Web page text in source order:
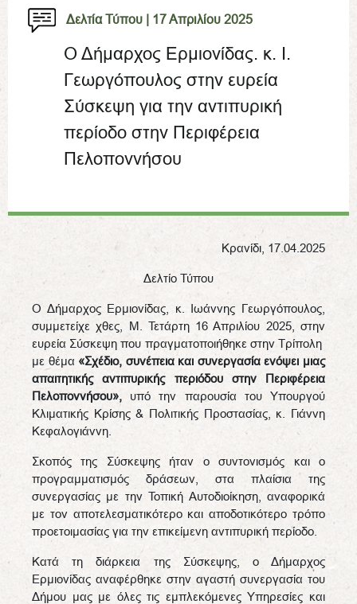
Δελτία Τύπου | 17 Απριλίου 2025
Ο Δήμαρχος Ερμιονίδας. κ. Ι.
Γεωργόπουλος στην ευρεία
Σύσκεψη για την αντιπυρική
περίοδο στην Περιφέρεια
Πελοποννήσου
Κρανίδι, 17.04.2025
Δελτίο Τύπου
Ο Δήμαρχος Ερμιονίδας, κ. Ιωάννης Γεωργόπουλος,
συμμετείχε χθες, Μ. Τετάρτη 16 Απριλίου 2025, στην
ευρεία Σύσκεψη που πραγματοποιήθηκε στην Τρίπολη
με θέμα «Σχέδιο, συνέπεια και συνεργασία ενόψει μιας
απαιτητικής αντιπυρικής περιόδου
στην Περιφέρεια
Πελοποννήσου», υπό την παρουσία του Υπουργού
Κλιματικής Κρίσης & Πολιτικής Προστασίας, κ. Γιάννη
Κεφαλογιάννη.
Σκοπός της Σύσκεψης ήταν ο συντονισμός και ο
προγραμματισμός δράσεων, στα πλαίσια της
συνεργασίας με την Τοπική Αυτοδιοίκηση, αναφορικά
με τον αποτελεσματικότερο και αποδοτικότερο τρόπο
προετοιμασίας για την επικείμενη αντιπυρική περίοδο.
Κατά τη διάρκεια της Σύσκεψης, ο Δήμαρχος
Ερμιονίδας αναφέρθηκε στην αγαστή συνεργασία του
Δήμου μας με όλες τις εμπλεκόμενες Υπηρεσίες και